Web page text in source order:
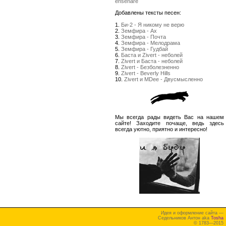
Добавлены тексты песен:
1. Би-2 - Я никому не верю
2. Земфира - Ах
3. Земфира - Почта
4. Земфира - Мелодрама
5. Земфира - Гудбай
6. Баста и Zivert - неболей
7. Zivert и Баста - неболей
8. Zivert - Безболезненно
9. Zivert - Beverly Hills
10. Zivert и MDee - Двусмысленно
Мы всегда рады видеть Вас на нашем
сайте! Заходите почаще, ведь здесь
всегда уютно, приятно и интересно!
Идея и оформление сайта —
Седельников Антон aka Tosha
© 1783—2015